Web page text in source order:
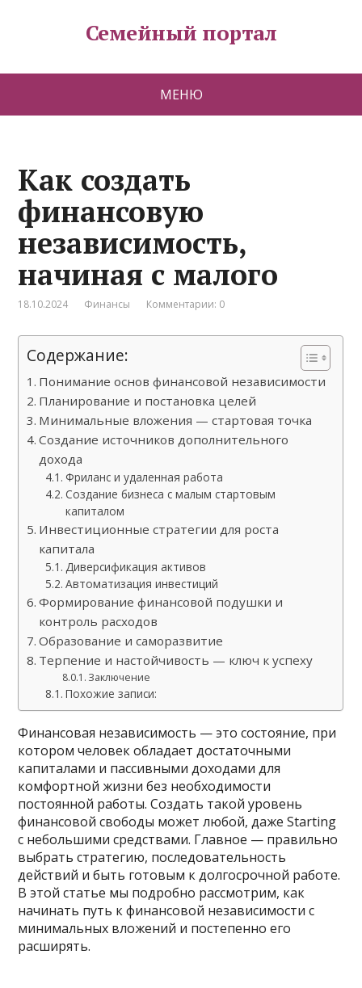
Семейный портал
МЕНЮ
Как создать
финансовую
независимость,
начиная с малого
18.10.2024 Финансы Комментарии: 0
Содержание:
Понимание основ финансовой независимости
Планирование и постановка целей
Минимальные вложения — стартовая точка
Создание источников дополнительного
дохода
Фриланс и удаленная работа
Создание бизнеса с малым стартовым
капиталом
Инвестиционные стратегии для роста
капитала
Диверсификация активов
Автоматизация инвестиций
Формирование финансовой подушки и
контроль расходов
Образование и саморазвитие
Терпение и настойчивость — ключ к успеху
Заключение
Похожие записи:
Финансовая независимость — это состояние, при
котором человек обладает достаточными
капиталами и пассивными доходами для
комфортной жизни без необходимости
постоянной работы. Создать такой уровень
финансовой свободы может любой, даже Starting
с небольшими средствами. Главное — правильно
выбрать стратегию, последовательность
действий и быть готовым к долгосрочной работе.
В этой статье мы подробно рассмотрим, как
начинать путь к финансовой независимости с
минимальных вложений и постепенно его
расширять.